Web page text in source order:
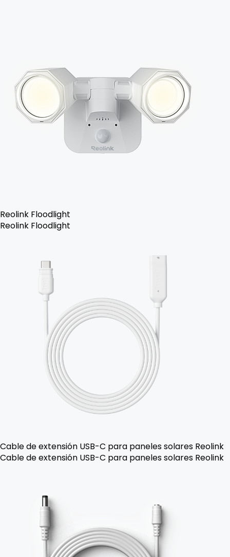
Reolink Floodlight
Reolink Floodlight
Cable de extensión USB-C para paneles solares Reolink
Cable de extensión USB-C para paneles solares Reolink